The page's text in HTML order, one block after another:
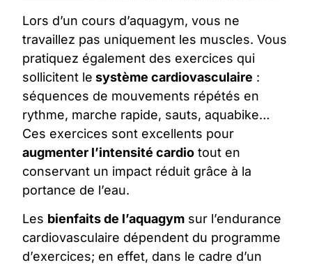
Lors d’un cours d’aquagym, vous ne
travaillez pas uniquement les muscles. Vous
pratiquez également des exercices qui
sollicitent le système cardiovasculaire :
séquences de mouvements répétés en
rythme, marche rapide, sauts, aquabike…
Ces exercices sont excellents pour
augmenter l’intensité cardio tout en
conservant un impact réduit grâce à la
portance de l’eau.
Les bienfaits de l’aquagym sur l’endurance
cardiovasculaire dépendent du programme
d’exercices; en effet, dans le cadre d’un